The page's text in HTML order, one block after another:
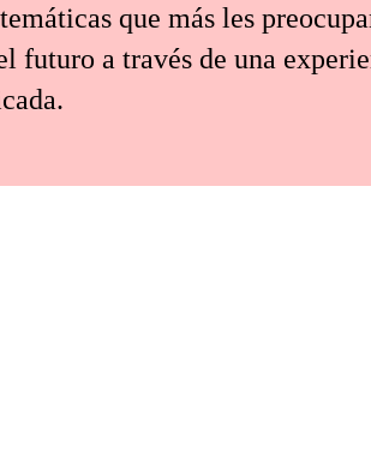
que más les
futuro a través de una